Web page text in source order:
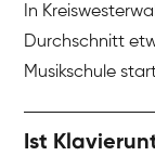
In
Durchschnitt
Musikschule
Ist